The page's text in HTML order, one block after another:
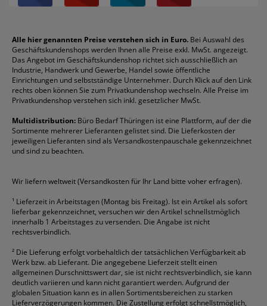
Über uns
Reklamation / Retouren
Vertrag widerrufen (Privatkunden)
Rabatte & Aktionen
Boardmarker
Briefumschläge
Druckerpatronen
Etiketten
Fineliner
Folienschreiber
Formulare
Gelschreiber
Geschäftsbücher
Klebeband
Klemmmappen
Kopierpapier
Korrekturmittel
Kugelschreiber
Mappen
Ordner
Packband
Permanentmarker
Sichthüllen
Taschenrechner
Textmarker
Tintenroller
Tintenpatronen
Toilettenpapier
Toner
Versandmaterial
Versandtaschen
Canon
Durable
DYMO
Edding
Esselte
Faber-Castell
Fellowes
Franken
Fripa
HP
Melitta
Pentel
Pelikan
Pilot
Pritt
Schneider
Stabilo
Staedtler
alle Marken anzeigen
Alle hier genannten Preise verstehen sich in Euro. Bei Auswahl des
Geschäftskundenshops werden Ihnen alle Preise exkl. MwSt. angezeigt.
Das Angebot im Geschäftskundenshop richtet sich ausschließlich an
Industrie, Handwerk und Gewerbe, Handel sowie öffentliche
Einrichtungen und selbstständige Unternehmer. Durch Klick auf den Link
rechts oben können Sie zum Privatkundenshop wechseln. Alle Preise im
Privatkundenshop verstehen sich inkl. gesetzlicher MwSt.
Multidistribution: Büro Bedarf Thüringen ist eine Plattform, auf der die
Sortimente mehrerer Lieferanten gelistet sind. Die Lieferkosten der
jeweiligen Lieferanten sind als Versandkostenpauschale gekennzeichnet
und sind zu beachten.
Wir liefern weltweit (Versandkosten für Ihr Land bitte voher erfragen).
¹ Lieferzeit in Arbeitstagen (Montag bis Freitag). Ist ein Artikel als sofort
lieferbar gekennzeichnet, versuchen wir den Artikel schnellstmöglich
innerhalb 1 Arbeitstages zu versenden. Die Angabe ist nicht
rechtsverbindlich.
² Die Lieferung erfolgt vorbehaltlich der tatsächlichen Verfügbarkeit ab
Werk bzw. ab Lieferant. Die angegebene Lieferzeit stellt einen
allgemeinen Durschnittswert dar, sie ist nicht rechtsverbindlich, sie kann
deutlich variieren und kann nicht garantiert werden. Aufgrund der
globalen Situation kann es in allen Sortimentsbereichen zu starken
Lieferverzögerungen kommen. Die Zustellung erfolgt schnellstmöglich,